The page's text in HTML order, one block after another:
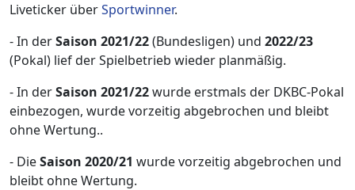
Liveticker überSportwinner.
- In derSaison 2021/22(Bundesligen) und 2022/23
(Pokal) lief der Spielbetrieb wieder planmäßig.
- In derSaison 2021/22wurde erstmals der DKBC-Pokal
einbezogen, wurde vorzeitig abgebrochen und bleibt
ohne Wertung..
- DieSaison 2020/21 wurde vorzeitig abgebrochen und
bleibt ohne Wertung.